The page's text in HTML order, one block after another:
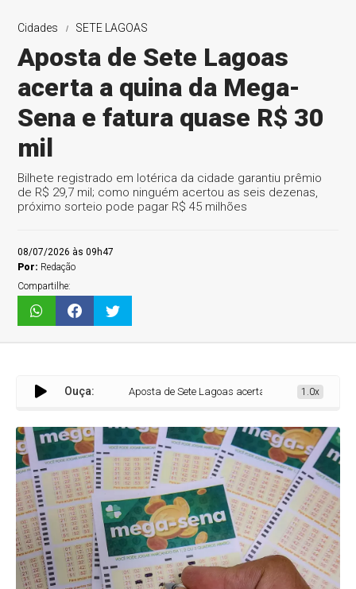
Cidades SETE LAGOAS
Aposta de Sete Lagoas
acerta a quina da Mega-
Sena e fatura quase R$ 30
mil
Bilhete registrado em lotérica da cidade garantiu prêmio
de R$ 29,7 mil; como ninguém acertou as seis dezenas,
próximo sorteio pode pagar R$ 45 milhões
08/07/2026 às 09h47
Por: Redação
Compartilhe:
Ouça:Aposta de Sete Lagoas acerta a quina da Mega-Sena e
1.0x